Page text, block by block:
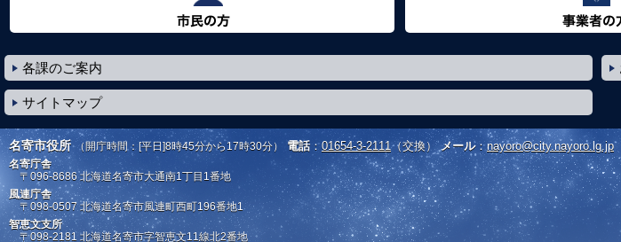
各課のご案内
サイトマップ
名寄市役所 （開庁時間：[平日]8時45分から17時30分） 電話 ：01654-3-2111（交換） メール：nayoro@city.nayoro.lg.jp
名寄庁舎
〒096-8686 北海道名寄市大通南1丁目1番地
風連庁舎
〒098-0507 北海道名寄市風連町西町196番地1
智恵文支所
〒098-2181 北海道名寄市字智恵文11線北2番地